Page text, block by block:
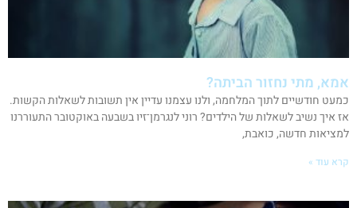
אמא, מתי נחזור הביתה?
כמעט חודשיים לתוך המלחמה, ולנו עצמנו עדיין אין תשובות לשאלות הקשות.
אז איך נשיב לשאלות של הילדים? רוני לנגרמן־זיו בשבעה באוקטובר התעוררנו
למציאות חדשה, כואבת,
קרא עוד »